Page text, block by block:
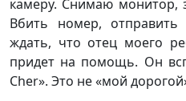
камеру. Снимаю монитор,
Вбить номер,
ждать, что отец моего
придет на помощь. Он
Сher». Это не «мой